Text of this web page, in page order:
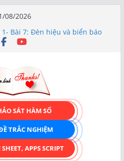
08/2026
1- Bài 7: Đèn hiệu và biển báo
3 Các bộ phận của thực vật
– TÙY BIẾN GIAO DIỆN ĐỈNH
THÔNG MINH!
CỤ TẠO FORM ONLINE
MIỄN PHÍ!
SÁT HÀM SỐ
TRẮC NGHIỆM
APPS SCRIPT